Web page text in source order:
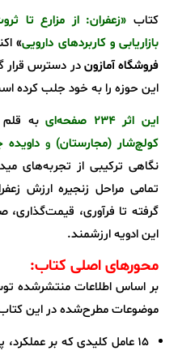
کتاب «زعفران: از مزارع تا
بازاریابی و کاربردهای دارویی»
فروشگاه آمازوندر دسترس قرار
این حوزه را به خود جلب کرده
این اثر ۲۳۴ صفحه‌ای
به قلم
کولچ‌شار (مجارستان) و داویده
نگاهی ترکیبی از تجربه‌های
تمامی مراحل زنجیره ارزش
گرفته تا فرآوری، قیمت‌گذاری،
این ادویه ارزشمند.
محورهای اصلی کتاب:
بر اساس اطلاعات منتشرشده
موضوعات مطرح‌شده در این کتاب
۱۵ عامل کلیدی که بر